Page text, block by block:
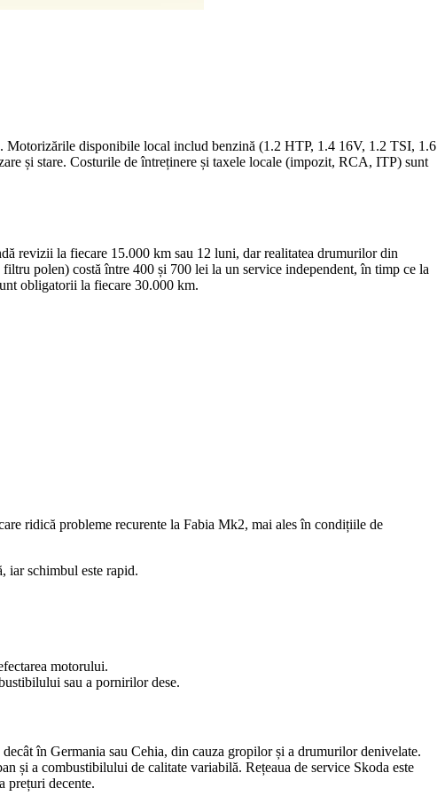
Motorizările disponibile local includ benzină (1.2 HTP, 1.4 16V, 1.2 TSI, 1.6
și stare. Costurile de întreținere și taxele locale (impozit, RCA, ITP) sunt
revizii la fiecare 15.000 km sau 12 luni, dar realitatea drumurilor din
polen) costă între 400 și 700 lei la un service independent, în timp ce la
obligatorii la fiecare 30.000 km.
ridică probleme recurente la Fabia Mk2, mai ales în condițiile de
iar schimbul este rapid.
motorului.
sau a pornirilor dese.
în Germania sau Cehia, din cauza gropilor și a drumurilor denivelate.
și a combustibilului de calitate variabilă. Rețeaua de service Skoda este
prețuri decente.